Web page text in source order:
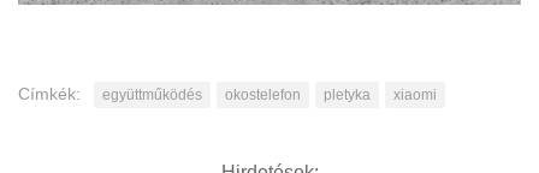
Címkék: együttműködés okostelefon pletyka xiaomi